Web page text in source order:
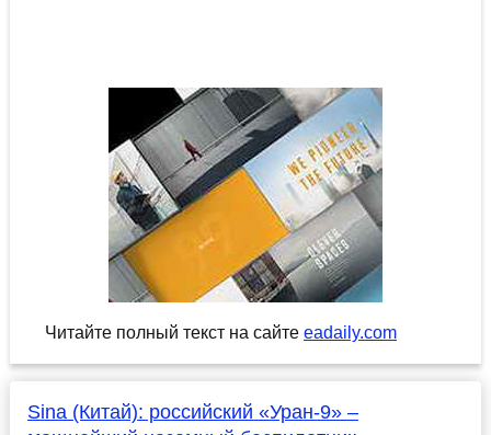
Читайте полный текст на сайте eadaily.com
Sina (Китай): российский «Уран-9» –